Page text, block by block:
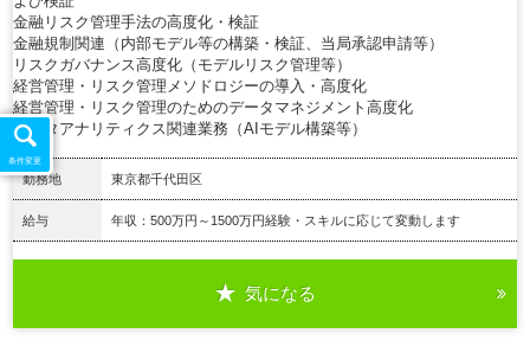
金融リスク管理手法の高度化・検証
金融規制関連（内部モデル等の構築・検証、当局承認申請等）
リスクガバナンス高度化（モデルリスク管理等）
経営管理・リスク管理メソドロジーの導入・高度化
経営管理・リスク管理のためのデータマネジメント高度化
データアナリティクス関連業務（AIモデル構築等）
勤務地 東京都千代田区
給与 年収：500万円～1500万円経験・スキルに応じて変動します
気になる
条件変更